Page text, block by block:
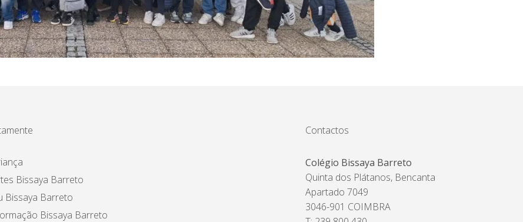
Bissaya Barreto
Bissaya Barreto
Bissaya Barreto
Contactos
Colégio Bissaya Barreto
Quinta dos Plátanos, Bencanta
Apartado 7049
3046-901 COIMBRA